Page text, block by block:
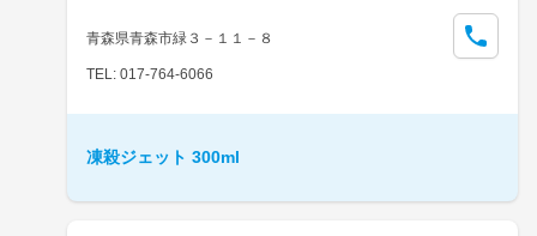
青森県青森市緑３－１１－８
TEL: 017-764-6066
凍殺ジェット 300ml